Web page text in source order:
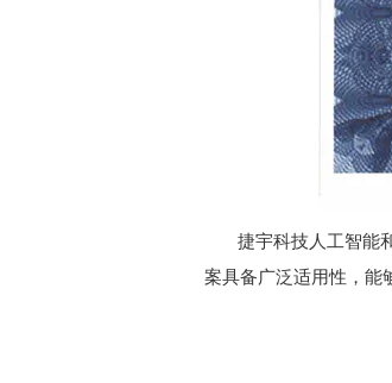
捷宇科技人工智能
案具备广泛适用性，能